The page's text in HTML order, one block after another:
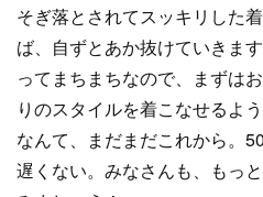
そぎ落とされてスッキリした
ば、自ずとあか抜けていきま
ってまちまちなので、まずは
りのスタイルを着こなせるよ
なんて、まだまだこれから。
遅くない。みなさんも、もっ